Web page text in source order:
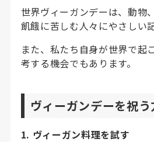
世界ヴィーガンデーは、動物
飢餓に苦しむ人々にやさしい
また、私たち自身が世界で起
考する機会でもあります。
ヴィーガンデーを祝う
1. ヴィーガン料理を試す